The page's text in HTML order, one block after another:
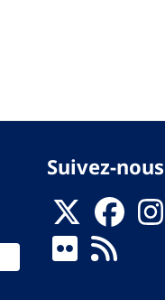
Suivez-nous